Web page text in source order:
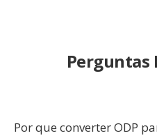
Perguntas
Por que converter ODP